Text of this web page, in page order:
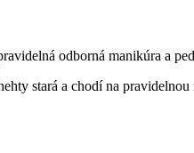
odborná manikúra a
stará a chodí na